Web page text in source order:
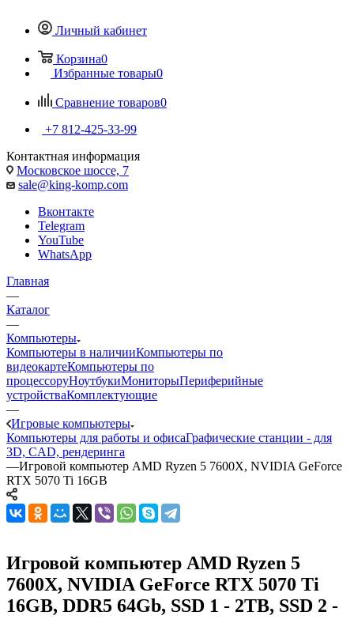
Личный кабинет
Корзина0
Избранные товары0
Сравнение товаров0
+7 812-425-33-99
Контактная информация
Московское шоссе, 7
sale@king-komp.com
Вконтакте
Telegram
YouTube
WhatsApp
Главная
—
Каталог
—
Компьютеры
Компьютеры в наличииКомпьютеры по
видеокартеКомпьютеры по
процессоруНоутбукиМониторыПериферийные
устройстваКомплектующие
—
Игровые компьютеры
Компьютеры для работы и офисаГрафические станции - для
3D, CAD, рендеринга
—Игровой компьютер AMD Ryzen 5 7600X, NVIDIA GeForce
RTX 5070 Ti 16GB
Игровой компьютер AMD Ryzen 5
7600X, NVIDIA GeForce RTX 5070 Ti
16GB, DDR5 64Gb, SSD 1 - 2TB, SSD 2 -